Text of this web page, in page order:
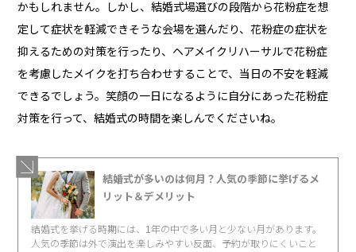
かもしれません。しかし、結婚式場選びの段階から花粉症を想
定して症状を軽減できそうな会場を選んだり、花粉症の症状を
抑えるための対策を行ったり、ヘアメイクリハーサルで花粉症
を考慮したメイクを打ち合わせすることで、当日の不安を軽減
できるでしょう。笑顔の一日になるように自分にあった花粉症
対策を行って、結婚式の時間を楽しんでくださいね。
結婚式が多いのは何月？人気の季節に挙げるメ
リット＆デメリット
結婚式を挙げる時期には、1年の中で多い月と少ない月があります。
人気の季節は外で演出を楽しみやすい反面、予約が取りにくいこと